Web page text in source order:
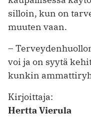
silloin, kun on
muuten vaan.
–
voi ja on syytä
kunkin
Kirjoittaja:
Hertta Vierula